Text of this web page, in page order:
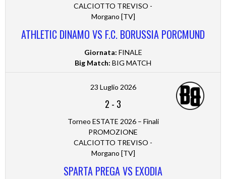
CALCIOTTO TREVISO -
Morgano [TV]
ATHLETIC DINAMO VS F.C. BORUSSIA PORCMUND
Giornata: FINALE
Big Match: BIG MATCH
23 Luglio 2026
2 - 3
Torneo ESTATE 2026 – Finali
PROMOZIONE
CALCIOTTO TREVISO -
Morgano [TV]
SPARTA PREGA VS EXODIA